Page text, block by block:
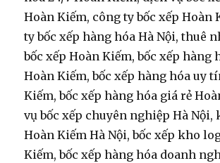
Hoàn Kiếm, công ty bốc xếp Hoàn
ty bốc xếp hàng hóa Hà Nội, thuê
bốc xếp Hoàn Kiếm, bốc xếp hàng
Hoàn Kiếm, bốc xếp hàng hóa uy
Kiếm, bốc xếp hàng hóa giá rẻ
vụ bốc xếp chuyên nghiệp Hà Nội,
Hoàn Kiếm Hà Nội, bốc xếp kho
Kiếm, bốc xếp hàng hóa doanh